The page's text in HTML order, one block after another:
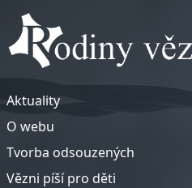
Aktuality
O webu
Tvorba odsouzených
Vězni píší pro děti